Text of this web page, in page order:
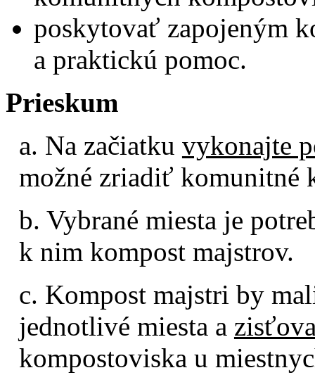
poskytovať zapojeným
a praktickú pomoc.
Prieskum
a. Na začiatku vykonajte
možné zriadiť komunitné
b. Vybrané miesta je
k nim kompost majstrov.
c. Kompost majstri by
jednotlivé miesta a
kompostoviska u